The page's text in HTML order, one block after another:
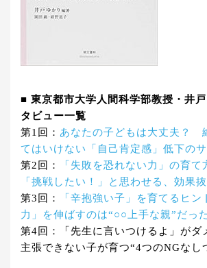
■ 東京都市大学人間科学部教授・井
タビュー一覧
第1回： あなたの子どもは大丈夫？
てはいけない「自己肯定感」低下の
第2回：
「失敗を恐れない力」の育て
「挑戦したい！」と思わせる、効果
第3回：
「辛抱強い子」を育てるヒン
力」を伸ばすのは“○○上手な親”だっ
第4回：「先生に言いつけるよ」がダ
主張できない子が育つ“4つのNGなし